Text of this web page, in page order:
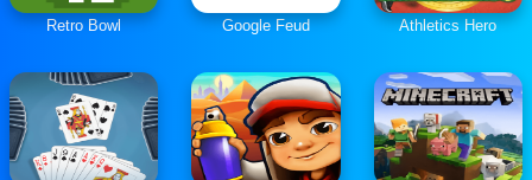
Retro Bowl Google Feud Athletics Hero